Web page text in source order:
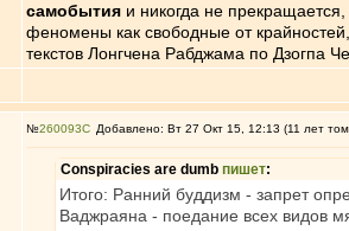
самобытия и никогда не
феномены как свободные от
текстов Лонгчена Рабджама по Дзогпа
№260093 Добавлено: Вт 27 Окт 15, 12:13 (11 лет
Conspiracies are dumb пишет:
Итого: Ранний буддизм - запрет
Ваджраяна - поедание всех видов